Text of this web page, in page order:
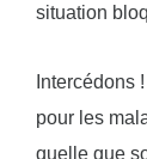
situation
Intercédons
pour les
quelle que